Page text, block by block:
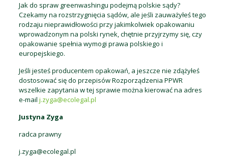
Jak do spraw greenwashingu podejmą polskie sądy?
Czekamy na rozstrzygnięcia sądów, ale jeśli zauważyłeś tego
rodzaju nieprawidłowości przy jakimkolwiek opakowaniu
wprowadzonym na polski rynek, chętnie przyjrzymy się, czy
opakowanie spełnia wymogi prawa polskiego i
europejskiego.
Jeśli jesteś producentem opakowań, a jeszcze nie zdążyłeś
dostosować się do przepisów Rozporządzenia PPWR
wszelkie zapytania w tej sprawie można kierować na adres
e-mail j.zyga@ecolegal.pl
Justyna Zyga
radca prawny
j.zyga@ecolegal.pl